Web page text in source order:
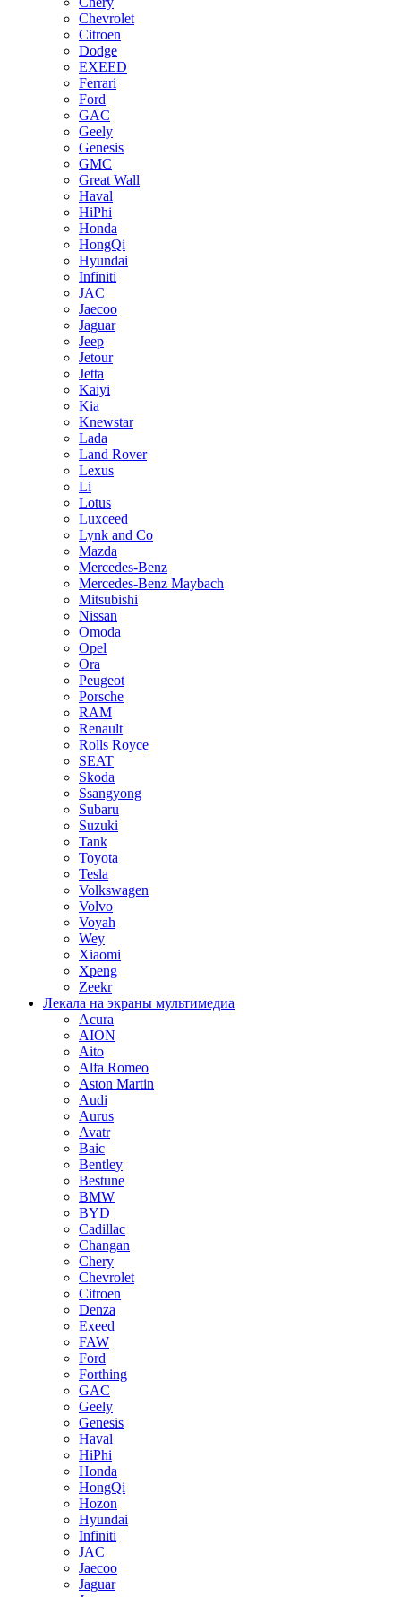
Chevrolet
Citroen
Dodge
EXEED
Ferrari
Ford
GAC
Geely
Genesis
GMC
Great Wall
Haval
HiPhi
Honda
HongQi
Hyundai
Infiniti
JAC
Jaecoo
Jaguar
Jeep
Jetour
Jetta
Kaiyi
Kia
Knewstar
Lada
Land Rover
Lexus
Li
Lotus
Luxceed
Lynk and Co
Mazda
Mercedes-Benz
Mercedes-Benz Maybach
Mitsubishi
Nissan
Omoda
Opel
Ora
Peugeot
Porsche
RAM
Renault
Rolls Royce
SEAT
Skoda
Ssangyong
Subaru
Suzuki
Tank
Toyota
Tesla
Volkswagen
Volvo
Voyah
Wey
Xiaomi
Xpeng
Zeekr
Лекала на экраны мультимедиа
Acura
AION
Aito
Alfa Romeo
Aston Martin
Audi
Aurus
Avatr
Baic
Bentley
Bestune
BMW
BYD
Cadillac
Changan
Chery
Chevrolet
Citroen
Denza
Exeed
FAW
Ford
Forthing
GAC
Geely
Genesis
Haval
HiPhi
Honda
HongQi
Hozon
Hyundai
Infiniti
JAC
Jaecoo
Jaguar